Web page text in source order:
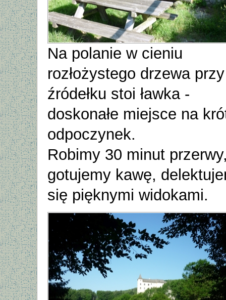
Na polanie w cieniu
rozłożystego drzewa przy
źródełku stoi ławka -
doskonałe miejsce na
odpoczynek.
Robimy 30 minut
gotujemy kawę,
się pięknymi widokami.